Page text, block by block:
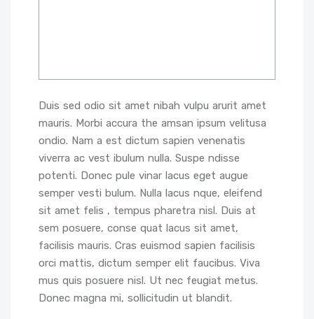
Duis sed odio sit amet nibah vulpu arurit amet
mauris. Morbi accura the amsan ipsum velitusa
ondio. Nam a est dictum sapien venenatis
viverra ac vest ibulum nulla. Suspe ndisse
potenti. Donec pule vinar lacus eget augue
semper vesti bulum. Nulla lacus nque, eleifend
sit amet felis , tempus pharetra nisl. Duis at
sem posuere, conse quat lacus sit amet,
facilisis mauris. Cras euismod sapien facilisis
orci mattis, dictum semper elit faucibus. Viva
mus quis posuere nisl. Ut nec feugiat metus.
Donec magna mi, sollicitudin ut blandit.